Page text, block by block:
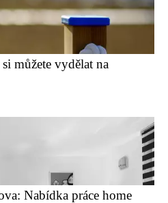
můžete vydělat na
Nabídka práce home